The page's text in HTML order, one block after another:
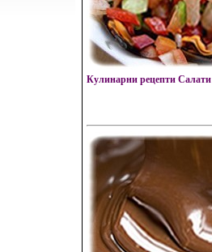
Кулинарни рецепти Салати